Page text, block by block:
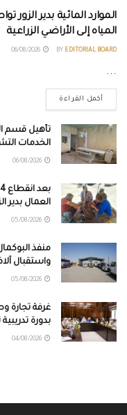
الموارد المائية بدير
المياه إلى الأراضي الزراعية
BY EDITORIAL BOARD
...
أكمل القراءة
تأهيل قسم
الخدمات
العمال بدير
منفذ
واستقبال
غرفة تجارة
بدورة